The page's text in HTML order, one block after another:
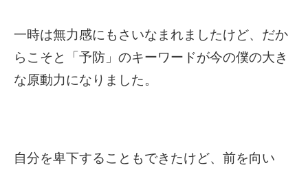
一時は無力感にもさいなまれましたけど、だか
らこそと「予防」のキーワードが今の僕の大き
な原動力になりました。
自分を卑下することもできたけど、前を向い